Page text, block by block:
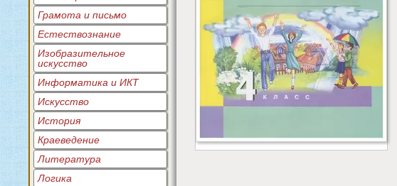
Грамота и письмо
Естествознание
Изобразительное
искусство
Информатика и ИКТ
Искусство
История
Краеведение
Литература
Логика